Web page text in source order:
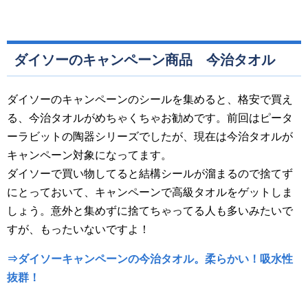
ダイソーのキャンペーン商品 今治タオル
ダイソーのキャンペーンのシールを集めると、格安で買え
る、今治タオルがめちゃくちゃお勧めです。前回はピータ
ーラビットの陶器シリーズでしたが、現在は今治タオルが
キャンペーン対象になってます。
ダイソーで買い物してると結構シールが溜まるので捨てず
にとっておいて、キャンペーンで高級タオルをゲットしま
しょう。意外と集めずに捨てちゃってる人も多いみたいで
すが、もったいないですよ！
⇒ダイソーキャンペーンの今治タオル。柔らかい！吸水性
抜群！